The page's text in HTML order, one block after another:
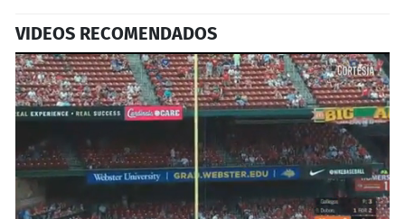
VIDEOS RECOMENDADOS